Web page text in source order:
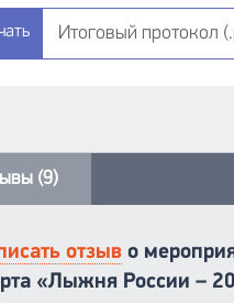
Итоговый протокол
(9)
отзыв о
«Лыжня России –